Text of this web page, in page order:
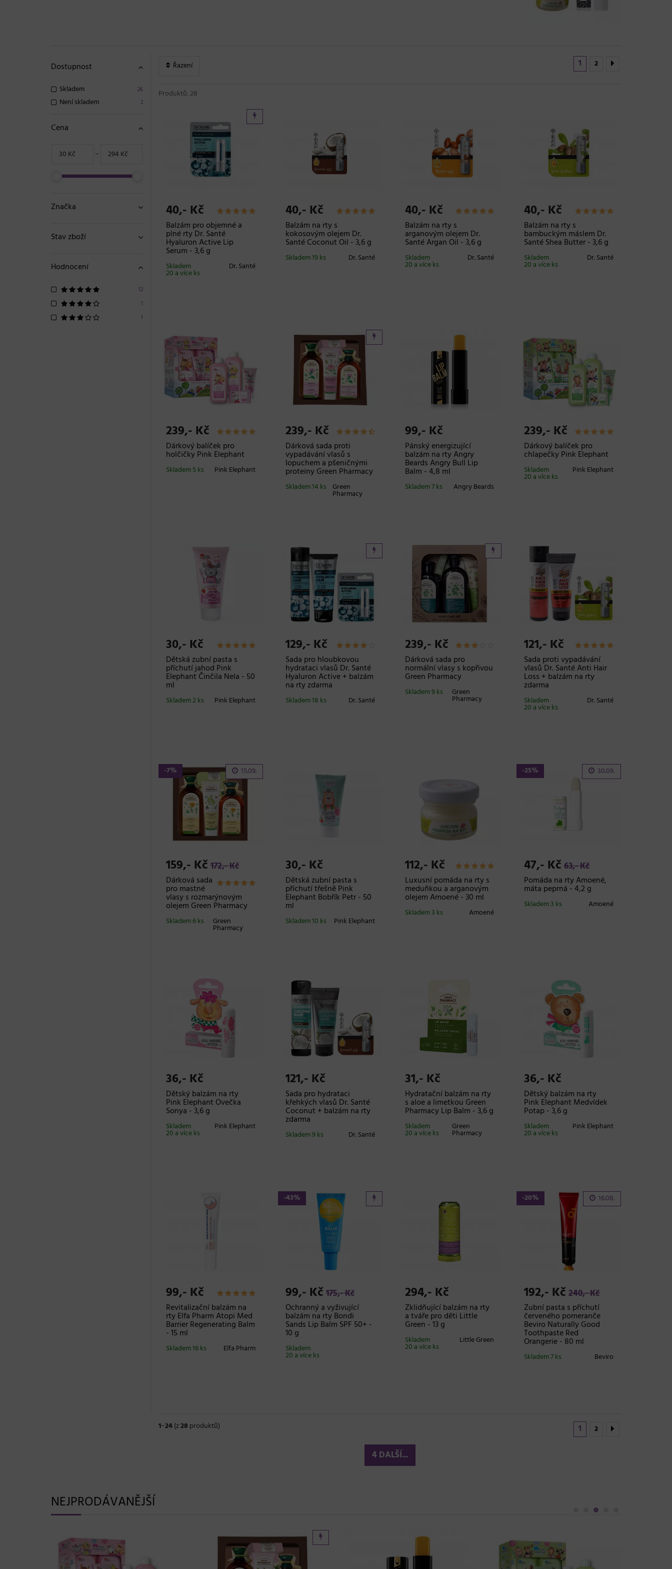
Dostupnost
26
Skladem
2
Není skladem
Cena
−
Značka
Stav zboží
Hodnocení
12
1
1
Řazení 1 2
Produktů: 28
40,- Kč
Balzám pro objemné a
plné rty Dr. Santé
Hyaluron Active Lip
Serum - 3,6 g
Dr. Santé
Skladem
20 a více ks
40,- Kč
Balzám na rty s
kokosovým olejem Dr.
Santé Coconut Oil - 3,6 g
Dr. Santé
Skladem 19 ks
40,- Kč
Balzám na rty s
arganovým olejem Dr.
Santé Argan Oil - 3,6 g
Dr. Santé
Skladem
20 a více ks
40,- Kč
Balzám na rty s
bambuckým máslem Dr.
Santé Shea Butter - 3,6 g
Dr. Santé
Skladem
20 a více ks
239,- Kč
Dárkový balíček pro
holčičky Pink Elephant
Pink Elephant
Skladem 5 ks
239,- Kč
Dárková sada proti
vypadávání vlasů s
lopuchem a pšeničnými
proteiny Green Pharmacy
Green
Pharmacy
Skladem 14 ks
99,- Kč
Pánský energizující
balzám na rty Angry
Beards Angry Bull Lip
Balm - 4,8 ml
Angry Beards
Skladem 7 ks
239,- Kč
Dárkový balíček pro
chlapečky Pink Elephant
Pink Elephant
Skladem
20 a více ks
30,- Kč
Dětská zubní pasta s
příchutí jahod Pink
Elephant Činčila Nela - 50
ml
Pink Elephant
Skladem 2 ks
129,- Kč
Sada pro hloubkovou
hydrataci vlasů Dr. Santé
Hyaluron Active + balzám
na rty zdarma
Dr. Santé
Skladem 18 ks
239,- Kč
Dárková sada pro
normální vlasy s kopřivou
Green Pharmacy
Green
Pharmacy
Skladem 9 ks
121,- Kč
Sada proti vypadávání
vlasů Dr. Santé Anti Hair
Loss + balzám na rty
zdarma
Dr. Santé
Skladem
20 a více ks
-7% 15.09.
159,- Kč 172,- Kč
Dárková sada
pro mastné
vlasy s rozmarýnovým
olejem Green Pharmacy
Green
Pharmacy
Skladem 6 ks
30,- Kč
Dětská zubní pasta s
příchutí třešně Pink
Elephant Bobřík Petr - 50
ml
Pink Elephant
Skladem 10 ks
112,- Kč
Luxusní pomáda na rty s
meduňkou a arganovým
olejem Amoené - 30 ml
Amoené
Skladem 3 ks
-25% 30.09.
47,- Kč63,- Kč
Pomáda na rty Amoené,
máta peprná - 4,2 g
Amoené
Skladem 3 ks
36,- Kč
Dětský balzám na rty
Pink Elephant Ovečka
Sonya - 3,6 g
Pink Elephant
Skladem
20 a více ks
121,- Kč
Sada pro hydrataci
křehkých vlasů Dr. Santé
Coconut + balzám na rty
zdarma
Dr. Santé
Skladem 9 ks
31,- Kč
Hydratační balzám na rty
s aloe a limetkou Green
Pharmacy Lip Balm - 3,6 g
Green
Pharmacy
Skladem
20 a více ks
36,- Kč
Dětský balzám na rty
Pink Elephant Medvídek
Potap - 3,6 g
Pink Elephant
Skladem
20 a více ks
99,- Kč
Revitalizační balzám na
rty Elfa Pharm Atopi Med
Barrier Regenerating Balm
- 15 ml
Elfa Pharm
Skladem 16 ks
-43%
99,- Kč 175,- Kč
Ochranný a vyživující
balzám na rty Bondi
Sands Lip Balm SPF 50+ -
10 g
Skladem
20 a více ks
294,- Kč
Zklidňující balzám na rty
a tváře pro děti Little
Green - 13 g
Little Green
Skladem
20 a více ks
-20% 16.08.
192,- Kč240,- Kč
Zubní pasta s příchutí
červeného pomeranče
Beviro Naturally Good
Toothpaste Red
Orangerie - 80 ml
Beviro
Skladem 7 ks
1−24(z28 produktů) 1 2
4 DALŠÍ...
NEJPRODÁVANĚJŠÍ